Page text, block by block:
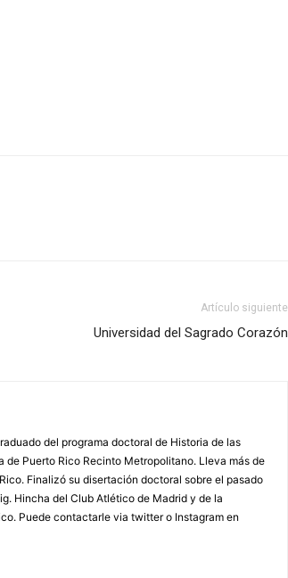
Artículo siguiente
Universidad del Sagrado Corazón
del programa doctoral de Historia de las
de Puerto Rico Recinto Metropolitano. Lleva más de
Finalizó su disertación doctoral sobre el pasado
Hincha del Club Atlético de Madrid y de la
Puede contactarle via twitter o Instagram en